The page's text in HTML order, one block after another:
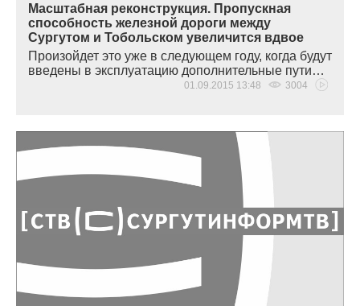
Масштабная реконструкция. Пропускная
способность железной дороги между
Сургутом и Тобольском увеличится вдвое
Произойдет это уже в следующем году, когда будут
введены в эксплуатацию дополнительные пути…
01.09.2015 13:48 3004